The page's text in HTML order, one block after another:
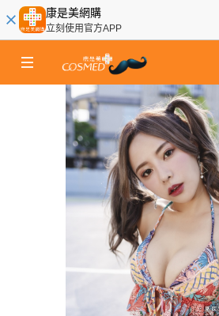
康是美網購
立刻使用官方APP